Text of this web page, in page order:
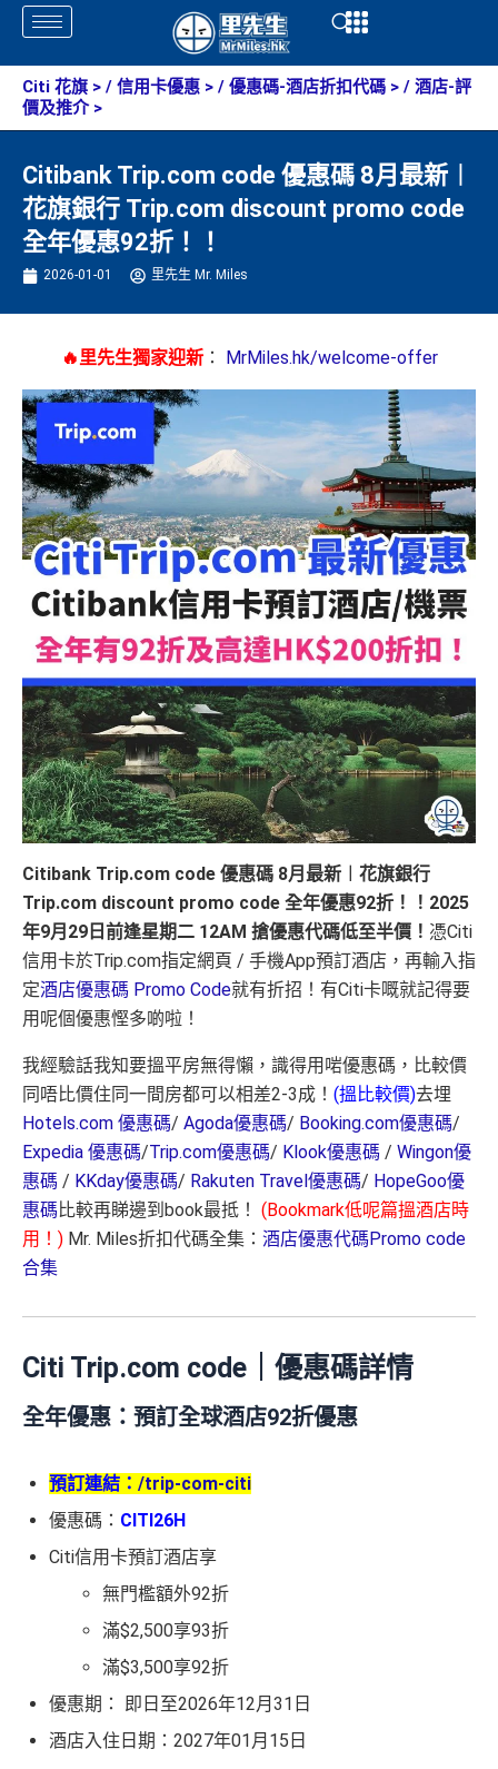
Skip
content
Open
Citi 花旗 > / 信用卡優惠 > / 優惠碼-酒店折扣代碼 > / 酒店-評
價及推介>
Citibank Trip.com code 優惠碼 8月最新︱
花旗銀行 Trip.com discount promo code
全年優惠92折！！
2026-01-01 里先生 Mr. Miles
🔥里先生獨家迎新： MrMiles.hk/welcome-offer
Citibank Trip.com code 優惠碼 8月最新︱花旗銀行
Trip.com discount promo code 全年優惠92折！！2025
年9月29日前逢星期二 12AM 搶優惠代碼低至半價！ 憑Citi
信用卡於Trip.com指定網頁 / 手機App預訂酒店，再輸入指
定酒店優惠碼 Promo Code就有折招！有Citi卡嘅就記得要
用呢個優惠慳多啲啦！
我經驗話我知要搵平房無得懶，識得用啱優惠碼，比較價
同唔比價住同一間房都可以相差2-3成！ (搵比較價)去埋
Hotels.com 優惠碼/ Agoda優惠碼/ Booking.com優惠碼/
Expedia 優惠碼/Trip.com優惠碼/ Klook優惠碼 / Wingon優
惠碼 / KKday優惠碼/ Rakuten Travel優惠碼/ HopeGoo優
惠碼比較再睇邊到book最抵！ (Bookmark低呢篇搵酒店時
用！) Mr. Miles折扣代碼全集： 酒店優惠代碼Promo code
合集
Citi Trip.com code｜優惠碼詳情
全年優惠：預訂全球酒店92折優惠
預訂連結： /trip-com-citi
優惠碼： CITI26H
Citi信用卡預訂酒店享
無門檻額外92折
滿$2,500享93折
滿$3,500享92折
優惠期： 即日至2026年12月31日
酒店入住日期：2027年01月15日